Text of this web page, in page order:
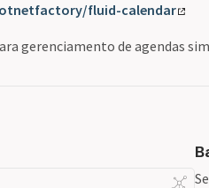
fluid-calendar
gerenciamento de agendas